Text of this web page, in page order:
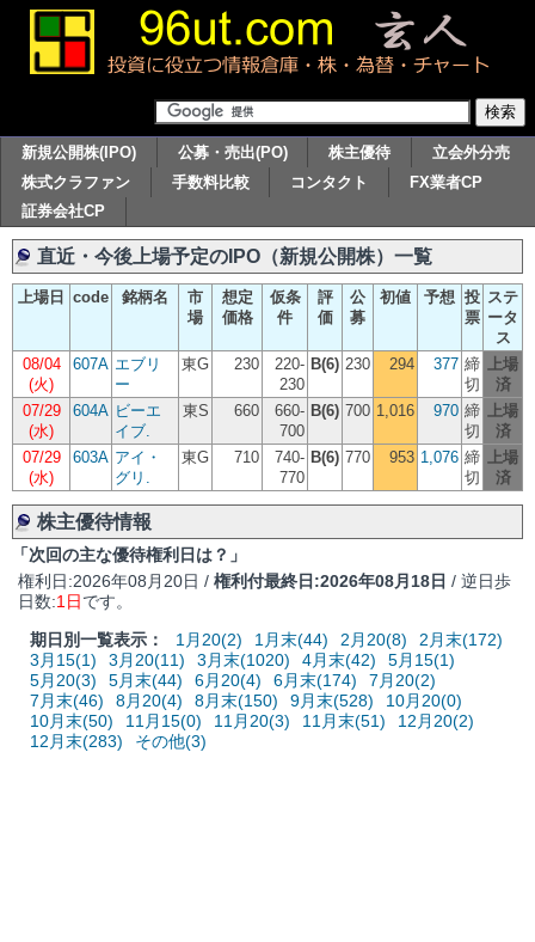
新規公開株(IPO) 公募・売出(PO) 株主優待
立会外分売
株式クラファン
手数料比較 コンタクト
FX業者CP
証券会社CP
直近・今後上場予定のIPO（新規公開株）一覧
上場日 code 銘柄名
市
場
想定
価格
仮条
件
評
価
公
募
初値 予想 投
票
ステ
ータ
ス
08/04
(火)
607A エブリ
ー
東G 230
220-
230
B(6) 230 294 377 締
切
上場
済
07/29
(水)
604A ビーエ
イブ.
東S 660
660-
700
B(6) 700 1,016 970 締
切
上場
済
07/29
(水)
603A アイ・
グリ.
東G 710
740-
770
B(6) 770 953 1,076 締
切
上場
済
株主優待情報
「次回の主な優待権利日は？」
権利日:2026年08月20日 / 権利付最終日:2026年08月18日 / 逆日歩
日数:1日です。
期日別一覧表示：
1月20(2) 1月末(44) 2月20(8)
2月末(172)
3月15(1)
3月20(11) 3月末(1020) 4月末(42)
5月15(1)
5月20(3)
5月末(44) 6月20(4) 6月末(174)
7月20(2)
7月末(46)
8月20(4) 8月末(150) 9月末(528)
10月20(0)
10月末(50)
11月15(0) 11月20(3) 11月末(51)
12月20(2)
12月末(283)
その他(3)